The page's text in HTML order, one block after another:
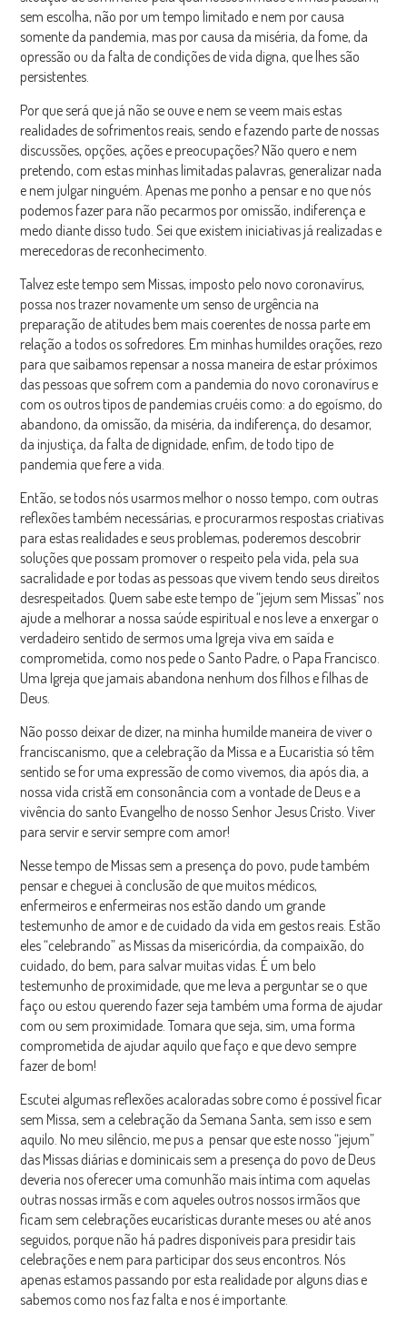
sem escolha, não por um tempo limitado e nem por causa
somente da pandemia, mas por causa da miséria, da fome, da
opressão ou da falta de condições de vida digna, que lhes são
persistentes.
Por que será que já não se ouve e nem se veem mais estas
realidades de sofrimentos reais, sendo e fazendo parte de nossas
discussões, opções, ações e preocupações? Não quero e nem
pretendo, com estas minhas limitadas palavras, generalizar nada
e nem julgar ninguém. Apenas me ponho a pensar e no que nós
podemos fazer para não pecarmos por omissão, indiferença e
medo diante disso tudo. Sei que existem iniciativas já realizadas e
merecedoras de reconhecimento.
Talvez este tempo sem Missas, imposto pelo novo coronavírus,
possa nos trazer novamente um senso de urgência na
preparação de atitudes bem mais coerentes de nossa parte em
relação a todos os sofredores. Em minhas humildes orações, rezo
para que saibamos repensar a nossa maneira de estar próximos
das pessoas que sofrem com a pandemia do novo coronavírus e
com os outros tipos de pandemias cruéis como: a do egoísmo, do
abandono, da omissão, da miséria, da indiferença, do desamor,
da injustiça, da falta de dignidade, enfim, de todo tipo de
pandemia que fere a vida.
Então, se todos nós usarmos melhor o nosso tempo, com outras
reflexões também necessárias, e procurarmos respostas criativas
para estas realidades e seus problemas, poderemos descobrir
soluções que possam promover o respeito pela vida, pela sua
sacralidade e por todas as pessoas que vivem tendo seus direitos
desrespeitados. Quem sabe este tempo de “jejum sem Missas” nos
ajude a melhorar a nossa saúde espiritual e nos leve a enxergar o
verdadeiro sentido de sermos uma Igreja viva em saída e
comprometida, como nos pede o Santo Padre, o Papa Francisco.
Uma Igreja que jamais abandona nenhum dos filhos e filhas de
Deus.
Não posso deixar de dizer, na minha humilde maneira de viver o
franciscanismo, que a celebração da Missa e a Eucaristia só têm
sentido se for uma expressão de como vivemos, dia após dia, a
nossa vida cristã em consonância com a vontade de Deus e a
vivência do santo Evangelho de nosso Senhor Jesus Cristo. Viver
para servir e servir sempre com amor!
Nesse tempo de Missas sem a presença do povo, pude também
pensar e cheguei à conclusão de que muitos médicos,
enfermeiros e enfermeiras nos estão dando um grande
testemunho de amor e de cuidado da vida em gestos reais. Estão
eles “celebrando” as Missas da misericórdia, da compaixão, do
cuidado, do bem, para salvar muitas vidas. É um belo
testemunho de proximidade, que me leva a perguntar se o que
faço ou estou querendo fazer seja também uma forma de ajudar
com ou sem proximidade. Tomara que seja, sim, uma forma
comprometida de ajudar aquilo que faço e que devo sempre
fazer de bom!
Escutei algumas reflexões acaloradas sobre como é possível ficar
sem Missa, sem a celebração da Semana Santa, sem isso e sem
aquilo. No meu silêncio, me pus a pensar que este nosso “jejum”
das Missas diárias e dominicais sem a presença do povo de Deus
deveria nos oferecer uma comunhão mais íntima com aquelas
outras nossas irmãs e com aqueles outros nossos irmãos que
ficam sem celebrações eucarísticas durante meses ou até anos
seguidos, porque não há padres disponíveis para presidir tais
celebrações e nem para participar dos seus encontros. Nós
apenas estamos passando por esta realidade por alguns dias e
sabemos como nos faz falta e nos é importante.